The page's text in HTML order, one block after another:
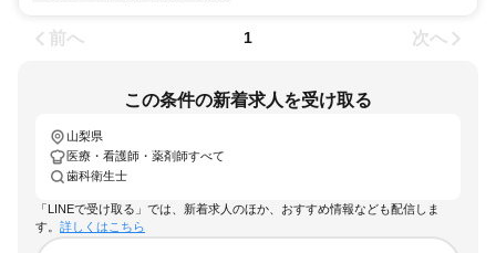
前へ 1 次へ
この条件の新着求人を受け取る
山梨県
医療・看護師・薬剤師すべて
歯科衛生士
「LINEで受け取る」では、新着求人のほか、おすすめ情報なども配信しま
す。 詳しくはこちら